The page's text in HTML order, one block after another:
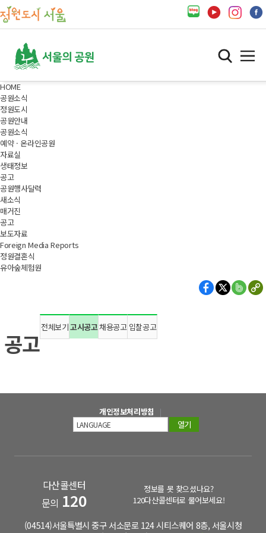
HOME
공원소식
정원도시
공원안내
공원소식
예약 · 온라인공원
자료실
생태정보
공고
공원행사달력
새소식
매거진
공고
보도자료
Foreign Media Reports
정원결혼식
유아숲체험원
공고
전체보기고시공고채용공고 입찰공고
개인정보처리방침
열기
다산콜센터
문의 120
정보를 못 찾으셨나요?
120다산콜센터로 물어보세요!
(04514)서울특별시 중구 서소문로 124 시티스퀘어 8층, 서울시청